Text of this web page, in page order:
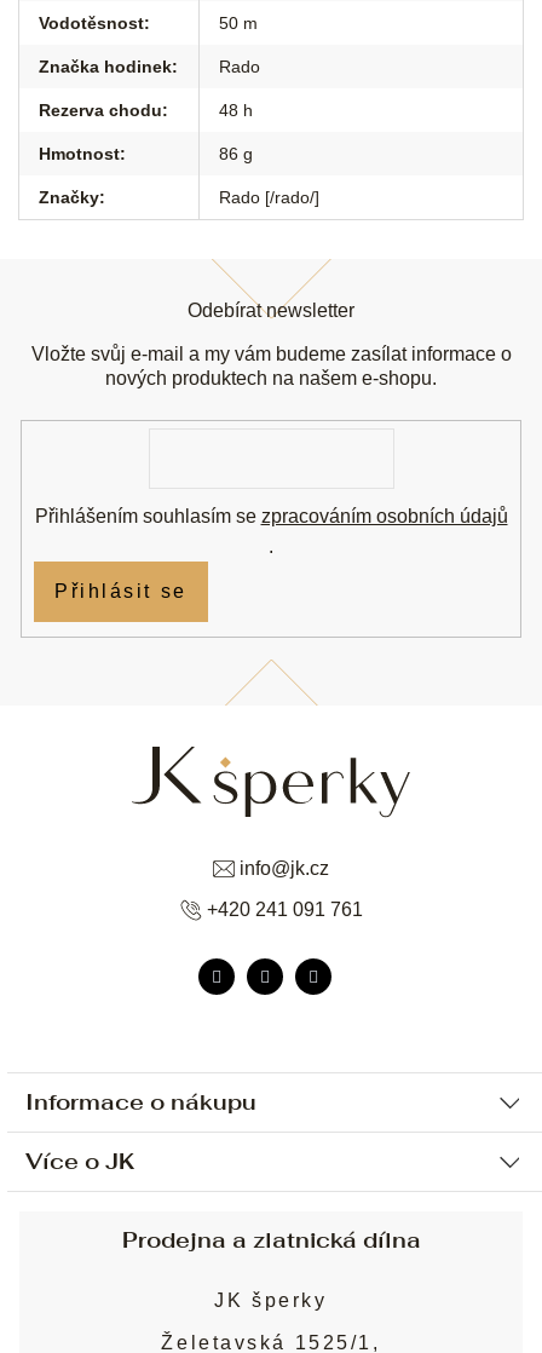
Vodotěsnost: 50 m
Značka hodinek: Rado
Rezerva chodu: 48 h
Hmotnost: 86 g
Značky: Rado [/rado/]
Informace o nákupu
Ochrana osobních údajů
Sjednání osobní schůzky
Obchodní podmínky
Puncovní značky
Více o JK
info@jk.cz
+420 241 091 761
Odebírat newsletter
Vložte svůj e-mail a my vám budeme zasílat informace o
nových produktech na našem e-shopu.
Přihlášením souhlasím se zpracováním osobních údajů
.
Přihlásit se
Prodejna a zlatnická dílna
JK šperky
Želetavská 1525/1,